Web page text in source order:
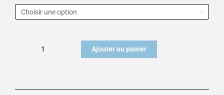
de
Capteur
Ajouter au panier